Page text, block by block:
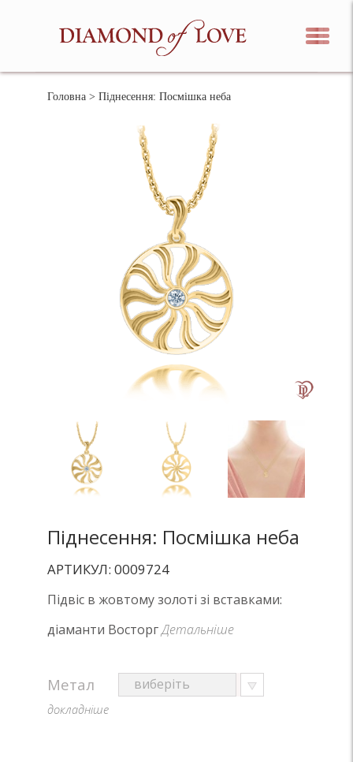
Головна > Піднесення: Посмішка неба
Піднесення: Посмішка неба
АРТИКУЛ: 0009724
Підвіс в жовтому золоті зі вставками:
діаманти ВосторгДетальніше
Метал
докладніше